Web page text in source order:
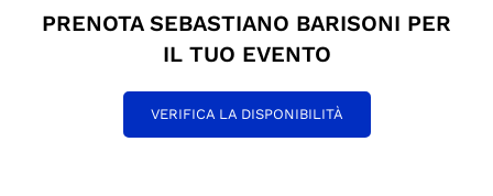
PRENOTA SEBASTIANO BARISONI PER
IL TUO EVENTO
VERIFICA LA DISPONIBILITÀ